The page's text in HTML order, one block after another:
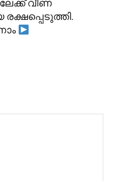
വീണ
രക്ഷപ്പെടുത്തി.